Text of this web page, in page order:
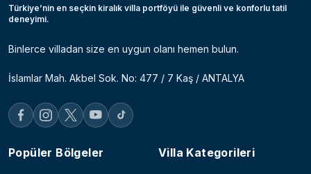
Türkiye’nin en seçkin kiralık villa portföyü ile güvenli ve konforlu tatil
deneyimi.
Binlerce villadan size en uygun olanı hemen bulun.
İslamlar Mah. Akbel Sok. No: 477 / 7 Kaş / ANTALYA
Popüler Bölgeler Villa Kategorileri